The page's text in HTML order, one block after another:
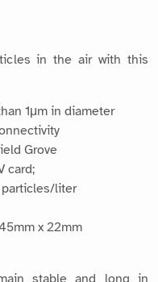
Grove
card;
liter
x 22mm